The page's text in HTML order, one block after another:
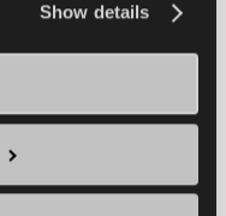
Show details
MEHR ERFAHREN